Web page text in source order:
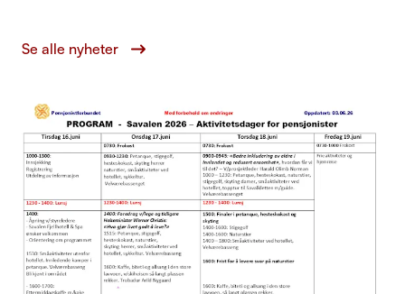
Se alle nyheter